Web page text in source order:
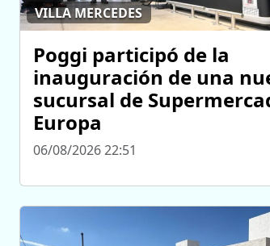
VILLA MERCEDES
Poggi participó de la
inauguración de una
sucursal de
Europa
06/08/2026 22:51